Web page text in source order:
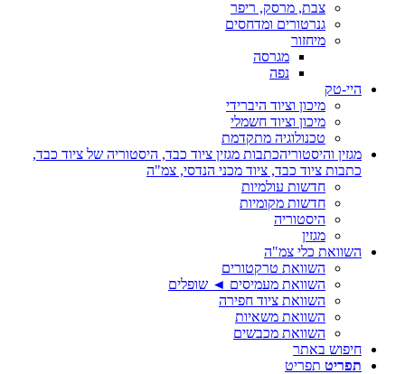
צבת, מרסק, ריפר
גנרטורים ומדחסים
מיחזור
מגרסה
נפה
היי-טק
מיכון וציוד היברידי
מיכון וציוד חשמלי
טכנולוגיה מתקדמת
מגזין והיסטוריהכתבות מגזין ציוד כבד, היסטוריה של ציוד כבד,
כתבות ציוד כבד, ציוד מכני הנדסי, צמ"ה
חדשות עולמיות
חדשות מקומיות
היסטוריה
מגזין
השוואת כלי צמ"ה
השוואת טרקטורים
השוואת מעמיסים ◄ שופלים
השוואת ציוד חפירה
השוואת משאיות
השוואת מכבשים
חיפוש באתר
תפריט תפריט